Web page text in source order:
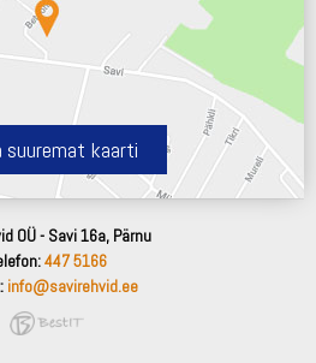
suuremat kaarti
OÜ - Savi 16a, Pärnu
447 5166
info@savirehvid.ee